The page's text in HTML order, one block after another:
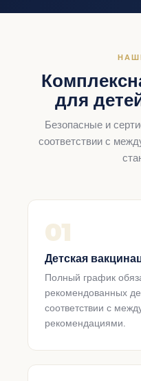
для
Безопасные и
соответствии с
01
Детская
Полный график
рекомендованных
соответствии с
рекомендациями.